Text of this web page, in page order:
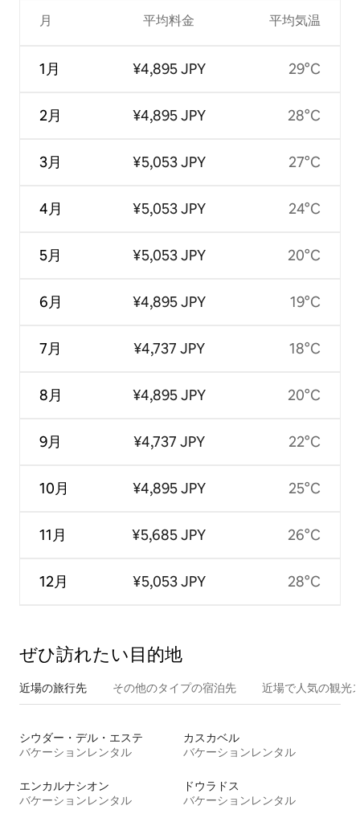
月
1月
2月
3月
4月
5月
6月
7月
8月
9月
10月
11月
12月
平均料金
¥4,895 JPY
¥4,895 JPY
¥5,053 JPY
¥5,053 JPY
¥5,053 JPY
¥4,895 JPY
¥4,737 JPY
¥4,895 JPY
¥4,737 JPY
¥4,895 JPY
¥5,685 JPY
¥5,053 JPY
平均気温
29°C
28°C
27°C
24°C
20°C
19°C
18°C
20°C
22°C
25°C
26°C
28°C
ぜひ訪⁠れ⁠た⁠い目⁠的⁠地
近場の旅行先 その他のタ⁠イ⁠プ⁠の宿⁠泊⁠先 近場で人気の観光
シウダー・デル・エステ
バケーションレンタル
カスカベル
バケーションレンタル
エンカルナシオン
バケーションレンタル
ドウラドス
バケーションレンタル